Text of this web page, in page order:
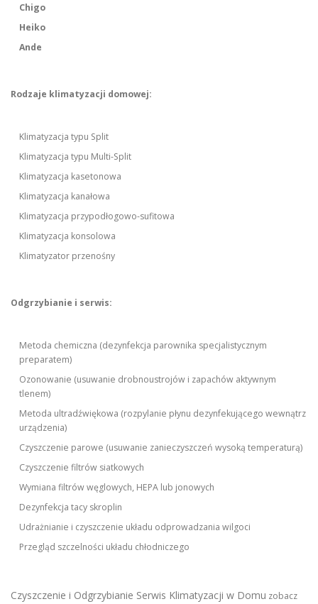
Chigo
Heiko
Ande
Rodzaje klimatyzacji domowej:
Klimatyzacja typu Split
Klimatyzacja typu Multi-Split
Klimatyzacja kasetonowa
Klimatyzacja kanałowa
Klimatyzacja przypodłogowo-sufitowa
Klimatyzacja konsolowa
Klimatyzator przenośny
Odgrzybianie i serwis:
Metoda chemiczna (dezynfekcja parownika specjalistycznym
preparatem)
Ozonowanie (usuwanie drobnoustrojów i zapachów aktywnym
tlenem)
Metoda ultradźwiękowa (rozpylanie płynu dezynfekującego wewnątrz
urządzenia)
Czyszczenie parowe (usuwanie zanieczyszczeń wysoką temperaturą)
Czyszczenie filtrów siatkowych
Wymiana filtrów węglowych, HEPA lub jonowych
Dezynfekcja tacy skroplin
Udrażnianie i czyszczenie układu odprowadzania wilgoci
Przegląd szczelności układu chłodniczego
Czyszczenie i Odgrzybianie Serwis Klimatyzacji w Domu zobacz